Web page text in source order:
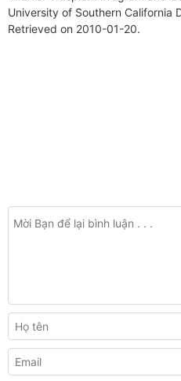
University of Southern California
Retrieved on 2010-01-20.